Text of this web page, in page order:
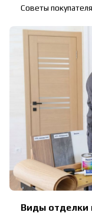
Советы
Виды отделки